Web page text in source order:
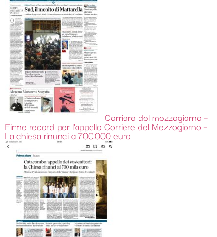
Corriere del mezzogiorno –
Firme record per l’appello Corriere del Mezzogiorno –
La chiesa rinunci a 700.000 euro